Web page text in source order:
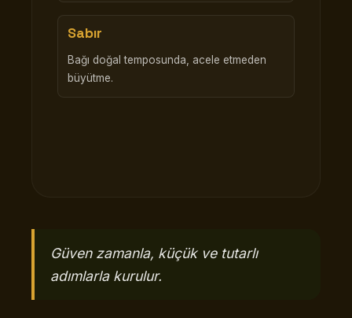
Sabır
Bağı doğal temposunda, acele etmeden
büyütme.
Güven zamanla, küçük ve tutarlı
adımlarla kurulur.